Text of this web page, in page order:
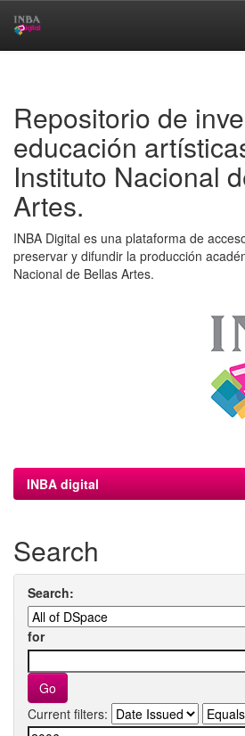
Repositorio de
educación
Instituto Nacional
Artes.
INBA Digital es una plataforma de
preservar y difundir la producción
Nacional de Bellas Artes.
INBA digital
Search
Search:
for
Current filters: